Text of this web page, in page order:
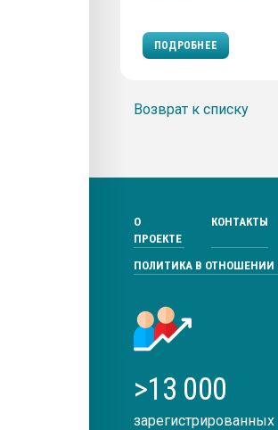
ПОДРОБНЕЕ
Возврат к списку
О
ПРОЕКТЕ
КОНТАКТЫ
ПОЛИТИКА В ОТНОШЕНИИ
>13 000
зарегистрированных